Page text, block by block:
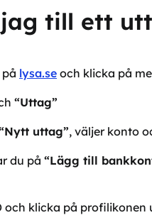
till ett
lysa.se och klicka på
“Uttag”
uttag”, väljer konto
du på “Lägg till
och klicka på profilikonen